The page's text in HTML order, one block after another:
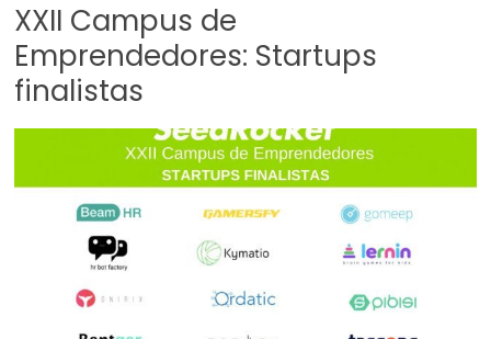
XXII Campus de
Emprendedores: Startups
finalistas